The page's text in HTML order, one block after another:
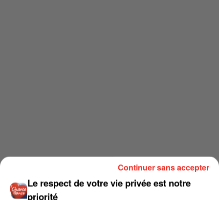
Le respect de votre vie privée est notre
priorité
Continuer sans accepter